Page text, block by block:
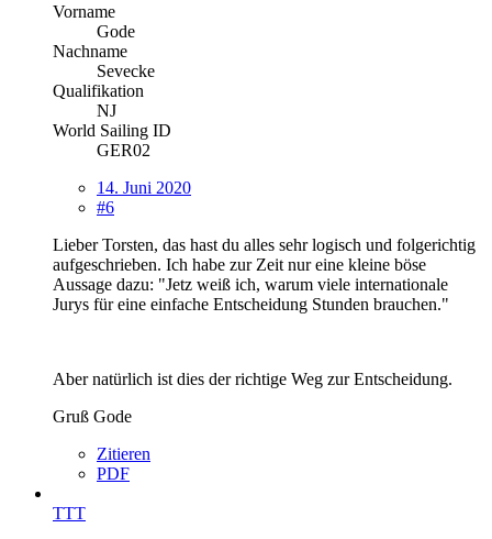
Vorname
Gode
Nachname
Sevecke
Qualifikation
NJ
World Sailing ID
GER02
14. Juni 2020
#6
Lieber Torsten, das hast du alles sehr logisch und folgerichtig
aufgeschrieben. Ich habe zur Zeit nur eine kleine böse
Aussage dazu: "Jetz weiß ich, warum viele internationale
Jurys für eine einfache Entscheidung Stunden brauchen."
Aber natürlich ist dies der richtige Weg zur Entscheidung.
Gruß Gode
Zitieren
PDF
TTT